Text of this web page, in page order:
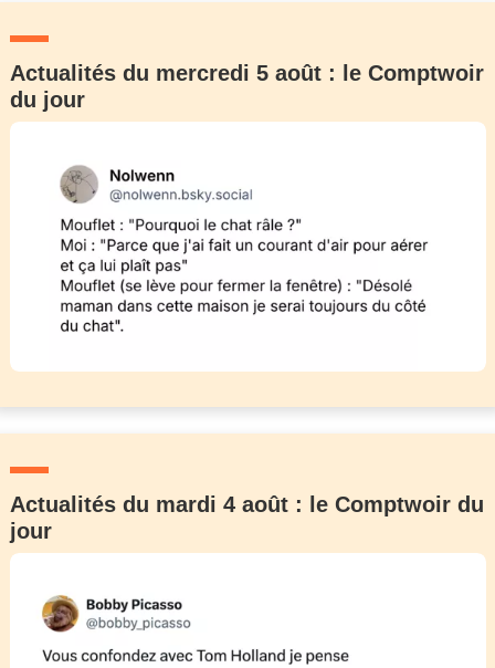
Actualités du mercredi 5 août : le Comptwoir
du jour
Actualités du mardi 4 août : le Comptwoir du
jour